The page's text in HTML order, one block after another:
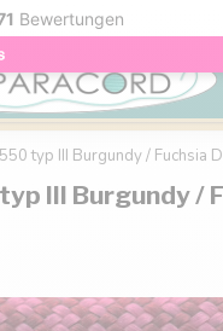
Bewertungen
nach Hause ab 150 €
typ III Burgundy / Fuchsia
III Burgundy /